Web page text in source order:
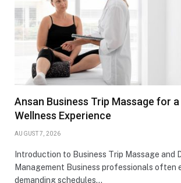
Ansan Business Trip Massage for
Wellness Experience
AUGUST 7, 2026
Introduction to Business Trip Massage and
Management Business professionals often
demanding schedules…